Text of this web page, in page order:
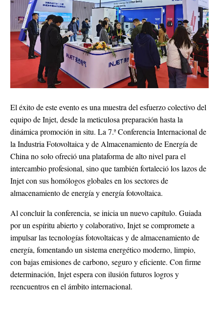
El éxito de este evento es una muestra del esfuerzo colectivo del
equipo de Injet, desde la meticulosa preparación hasta la
dinámica promoción in situ. La 7.ª Conferencia Internacional de
la Industria Fotovoltaica y de Almacenamiento de Energía de
China no solo ofreció una plataforma de alto nivel para el
intercambio profesional, sino que también fortaleció los lazos de
Injet con sus homólogos globales en los sectores de
almacenamiento de energía y energía fotovoltaica.
Al concluir la conferencia, se inicia un nuevo capítulo. Guiada
por un espíritu abierto y colaborativo, Injet se compromete a
impulsar las tecnologías fotovoltaicas y de almacenamiento de
energía, fomentando un sistema energético moderno, limpio,
con bajas emisiones de carbono, seguro y eficiente. Con firme
determinación, Injet espera con ilusión futuros logros y
reencuentros en el ámbito internacional.